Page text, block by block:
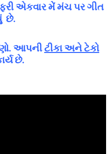
એકવાર મેં મંચ પર ગીત
છે.
આપનીટીકા અને ટેકો
છે.